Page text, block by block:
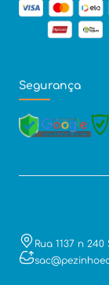
Segurança
Rua 1137 n